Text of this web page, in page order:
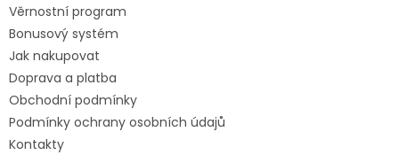
Věrnostní program
Bonusový systém
Jak nakupovat
Doprava a platba
Obchodní podmínky
Podmínky ochrany osobních údajů
Kontakty